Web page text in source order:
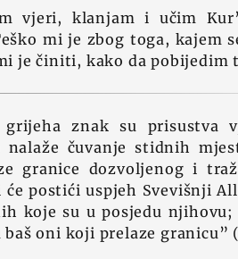
vjeri, klanjam i učim
mi je zbog toga, kajem
je činiti, kako da pobijedim
znak su prisustva
čuvanje stidnih
granice dozvoljenog i
postići uspjeh Svevišnji
koje su u posjedu
oni koji prelaze granicu”